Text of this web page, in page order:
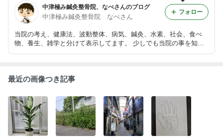
中津極み鍼灸整骨院、なべさんのブログ
中津極み鍼灸整骨院 なべさん
当院の考え、健康法、波動整体、病気、鍼灸、水素、社会、食べ
物、養生、雑学と分けて表示してます。 少しでも当院の事を知っ
て頂けるとありがたいです。
フォロー
最近の画像つき記事